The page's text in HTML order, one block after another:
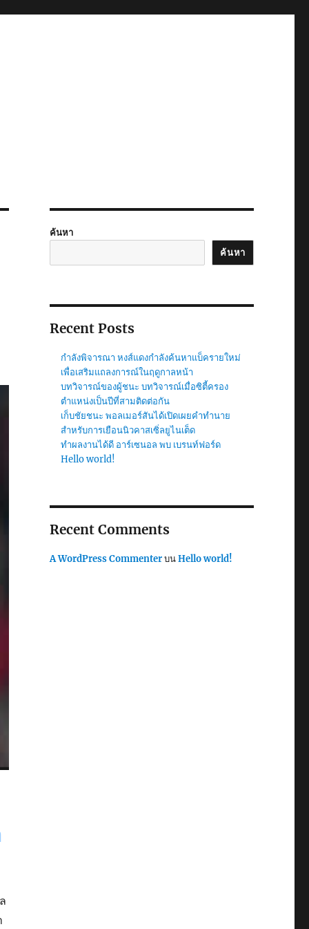
ค้นหา
ค้นหา
Recent Posts
กำลังพิจารณา หงส์แดงกำลังค้นหาแบ็ครายใหม่
เพื่อเสริมแถลงการณ์ในฤดูกาลหน้า
บทวิจารณ์ของผู้ชนะ บทวิจารณ์เมื่อซิตี้ครอง
ตำแหน่งเป็นปีที่สามติดต่อกัน
เก็บชัยชนะ พอลเมอร์สันได้เปิดเผยคำทำนาย
สำหรับการเยือนนิวคาสเซิ่ลยูไนเต็ด
ทำผลงานได้ดี อาร์เซนอล พบ เบรนท์ฟอร์ด
Hello world!
Recent Comments
A WordPress CommenterบนHello world!